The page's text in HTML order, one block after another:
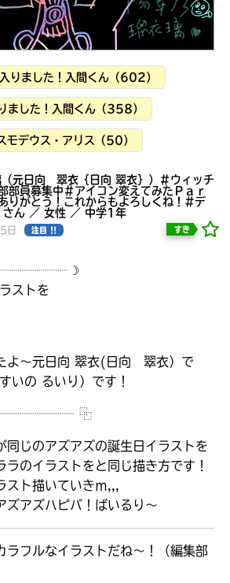
見つかる
本を飛び出して
みんなとおしゃべり
できる掲示板
して
ゃべり
りました！入間くん（602）
ました！入間くん（358）
モデウス・アリス（50）
（元日向 翠衣｛日向 翠衣｝）＃ウィッチ
部員募集中＃アイコン変えてみたＰａｒ
りがとう！これからもよろしくね！#デ
さん ／ 女性 ／ 中学1年
日 注目 !! すき
ストを
よ〜元日向 翠衣(日向 翠衣）で
いの るいり）です！
⿻
同じのアズアズの誕生日イラストを
ラのイラストをと同じ描き方です！
スト描いていきｍ,,,
ズアズハピバ！ばいるり〜
ラフルなイラストだね～！（編集部